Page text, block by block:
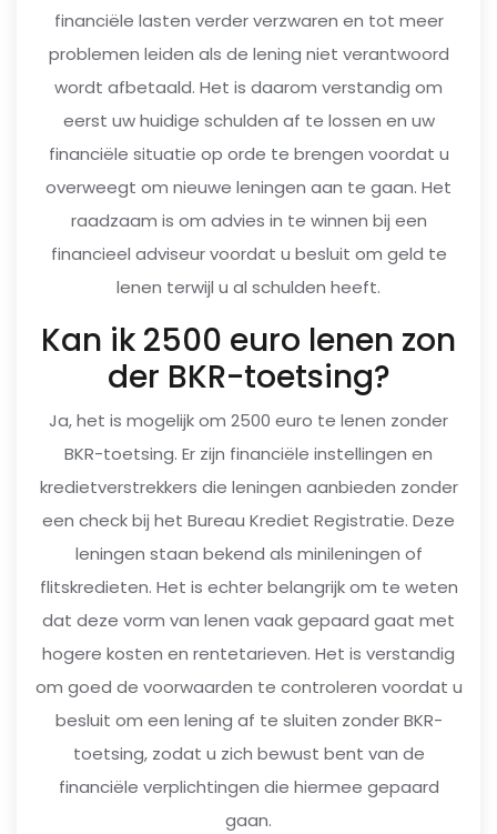
financiële lasten verder verzwaren en tot meer
problemen leiden als de lening niet verantwoord
wordt afbetaald. Het is daarom verstandig om
eerst uw huidige schulden af te lossen en uw
financiële situatie op orde te brengen voordat u
overweegt om nieuwe leningen aan te gaan. Het
raadzaam is om advies in te winnen bij een
financieel adviseur voordat u besluit om geld te
lenen terwijl u al schulden heeft.
Kan ik 2500 euro lenen zon
der BKR-toetsing?
Ja, het is mogelijk om 2500 euro te lenen zonder
BKR-toetsing. Er zijn financiële instellingen en
kredietverstrekkers die leningen aanbieden zonder
een check bij het Bureau Krediet Registratie. Deze
leningen staan bekend als minileningen of
flitskredieten. Het is echter belangrijk om te weten
dat deze vorm van lenen vaak gepaard gaat met
hogere kosten en rentetarieven. Het is verstandig
om goed de voorwaarden te controleren voordat u
besluit om een lening af te sluiten zonder BKR-
toetsing, zodat u zich bewust bent van de
financiële verplichtingen die hiermee gepaard
gaan.